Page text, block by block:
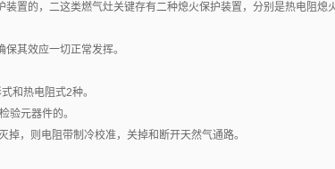
置的，二这类燃气灶关键存有二种熄火保护装置，分别是热电阻熄
其效应一切正常发挥。
和热电阻式2种。
验元器件的。
，则电阻带制冷校准，关掉和断开天然气通路。